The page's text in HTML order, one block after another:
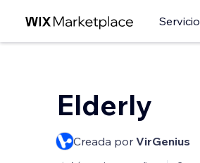
Elderly
Creada por VirGenius